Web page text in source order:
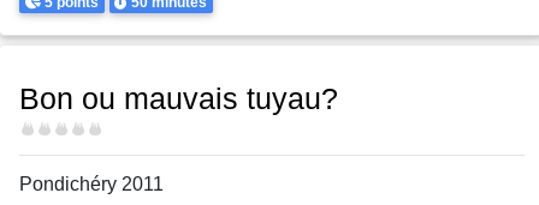
Bon ou mauvais tuyau?
Difficulté
Pondichéry 2011